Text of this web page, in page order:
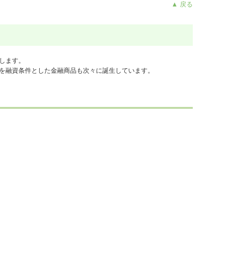
▲ 戻る
ます。
資条件とした金融商品も次々に誕生しています。